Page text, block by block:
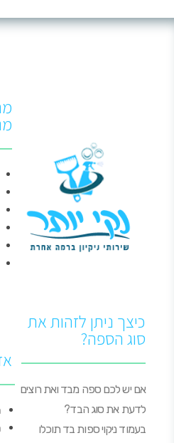
כיצך ניתן לזהות את
סוג הספה?
אם יש לכם ספה מבד ואת רוצים
לדעת את סוג הבד?
בעמוד ניקוי ספות בד תוכלו